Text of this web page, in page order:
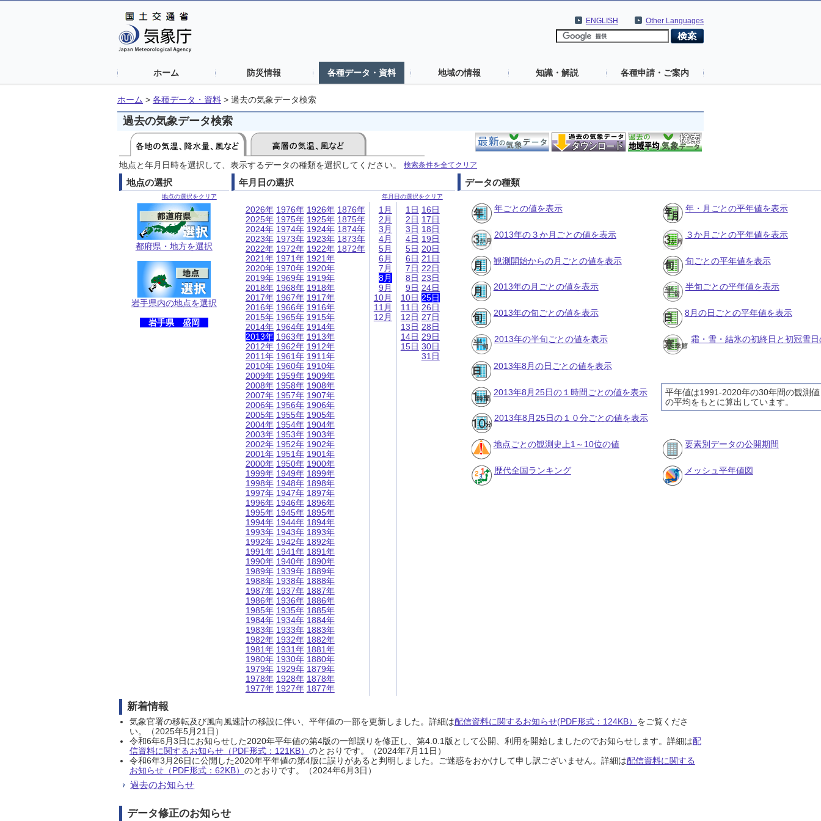
Other Languages
ENGLISH
ホーム 防災情報 各種データ・資料 地域の情報 知識・解説 各種申請・ご案内
ホーム > 各種データ・資料 > 過去の気象データ検索
過去の気象データ検索
地点と年月日時を選択して、表示するデータの種類を選択してください。 検索条件を全てクリア
地点の選択
地点の選択をクリア
都府県・地方を選択
岩手県内の地点を選択
岩手県 盛岡
年月日の選択
年月日の選択をクリア
2026年
2025年
2024年
2023年
2022年
2021年
2020年
2019年
2018年
2017年
2016年
2015年
2014年
2013年
2012年
2011年
2010年
2009年
2008年
2007年
2006年
2005年
2004年
2003年
2002年
2001年
2000年
1999年
1998年
1997年
1996年
1995年
1994年
1993年
1992年
1991年
1990年
1989年
1988年
1987年
1986年
1985年
1984年
1983年
1982年
1981年
1980年
1979年
1978年
1977年
1976年
1975年
1974年
1973年
1972年
1971年
1970年
1969年
1968年
1967年
1966年
1965年
1964年
1963年
1962年
1961年
1960年
1959年
1958年
1957年
1956年
1955年
1954年
1953年
1952年
1951年
1950年
1949年
1948年
1947年
1946年
1945年
1944年
1943年
1942年
1941年
1940年
1939年
1938年
1937年
1936年
1935年
1934年
1933年
1932年
1931年
1930年
1929年
1928年
1927年
1926年
1925年
1924年
1923年
1922年
1921年
1920年
1919年
1918年
1917年
1916年
1915年
1914年
1913年
1912年
1911年
1910年
1909年
1908年
1907年
1906年
1905年
1904年
1903年
1902年
1901年
1900年
1899年
1898年
1897年
1896年
1895年
1894年
1893年
1892年
1891年
1890年
1889年
1888年
1887年
1886年
1885年
1884年
1883年
1882年
1881年
1880年
1879年
1878年
1877年
1876年
1875年
1874年
1873年
1872年
1月
2月
3月
4月
5月
6月
7月
8月
9月
10月
11月
12月
1日
2日
3日
4日
5日
6日
7日
8日
9日
10日
11日
12日
13日
14日
15日
16日
17日
18日
19日
20日
21日
22日
23日
24日
25日
26日
27日
28日
29日
30日
31日
データの種類
年ごとの値を表示 年・月ごとの平年値を表示
2013年の３か月ごとの値を表示 ３か月ごとの平年値を表示
観測開始からの月ごとの値を表示 旬ごとの平年値を表示
2013年の月ごとの値を表示 半旬ごとの平年値を表示
2013年の旬ごとの値を表示 8月の日ごとの平年値を表示
2013年の半旬ごとの値を表示 霜・雪・結氷の初終日と初冠雪
2013年8月の日ごとの値を表示
平年値は1991-2020年の30年間の観測値
の平均をもとに算出しています。
2013年8月25日の１時間ごとの値を表示
2013年8月25日の１０分ごとの値を表示
地点ごとの観測史上1～10位の値 要素別データの公開期間
歴代全国ランキング メッシュ平年値図
新着情報
気象官署の移転及び風向風速計の移設に伴い、平年値の一部を更新しました。詳細は配信資料に関するお知らせ(PDF形式：124KB） をご覧くださ
い。（2025年5月21日）
令和6年6月3日にお知らせした2020年平年値の第4版の一部誤りを修正し、第4.0.1版として公開、利用を開始しましたのでお知らせします。詳細は配
信資料に関するお知らせ（PDF形式：121KB） のとおりです。（2024年7月11日）
令和6年3月26日に公開した2020年平年値の第4版に誤りがあると判明しました。ご迷惑をおかけして申し訳ございません。詳細は配信資料に関する
お知らせ（PDF形式：62KB） のとおりです。（2024年6月3日）
過去のお知らせ
データ修正のお知らせ